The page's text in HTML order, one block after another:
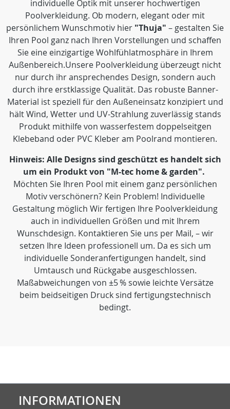
individuelle Optik mit unserer hochwertigen
Poolverkleidung. Ob modern, elegant oder mit
persönlichem Wunschmotiv hier "Thuja" – gestalten Sie
Ihren Pool ganz nach Ihren Vorstellungen und schaffen
Sie eine einzigartige Wohlfühlatmosphäre in Ihrem
Außenbereich.Unsere Poolverkleidung überzeugt nicht
nur durch ihr ansprechendes Design, sondern auch
durch ihre erstklassige Qualität. Das robuste Banner-
Material ist speziell für den Außeneinsatz konzipiert und
hält Wind, Wetter und UV-Strahlung zuverlässig stands
Produkt mithilfe von wasserfestem doppelseitgen
Klebeband oder PVC Kleber am Poolrand montieren.
Hinweis: Alle Designs sind geschützt es handelt sich
um ein Produkt von "M-tec home & garden".
Möchten Sie Ihren Pool mit einem ganz persönlichen
Motiv verschönern? Kein Problem! Individuelle
Gestaltung möglich Wir fertigen Ihre Poolverkleidung
auch in individuellen Größen und mit Ihrem
Wunschdesign. Kontaktieren Sie uns per Mail, – wir
setzen Ihre Ideen professionell um. Da es sich um
individuelle Sonderanfertigungen handelt, sind
Umtausch und Rückgabe ausgeschlossen.
Maßabweichungen von ±5 % sowie leichte Versätze
beim beidseitigen Druck sind fertigungstechnisch
bedingt.
INFORMATIONEN